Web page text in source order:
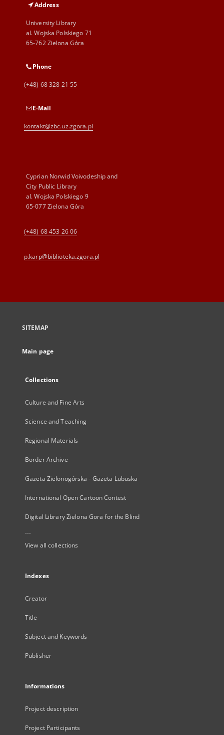
Address
University Library
al. Wojska Polskiego 71
65-762 Zielona Góra
Phone
(+48) 68 328 21 55
E-Mail
kontakt@zbc.uz.zgora.pl
Cyprian Norwid Voivodeship and
City Public Library
al. Wojska Polskiego 9
65-077 Zielona Góra
(+48) 68 453 26 06
p.karp@biblioteka.zgora.pl
SITEMAP
Main page
Collections
Culture and Fine Arts
Science and Teaching
Regional Materials
Border Archive
Gazeta Zielonogórska - Gazeta Lubuska
International Open Cartoon Contest
Digital Library Zielona Gora for the Blind
...
View all collections
Indexes
Creator
Title
Subject and Keywords
Publisher
Informations
Project description
Project Participants